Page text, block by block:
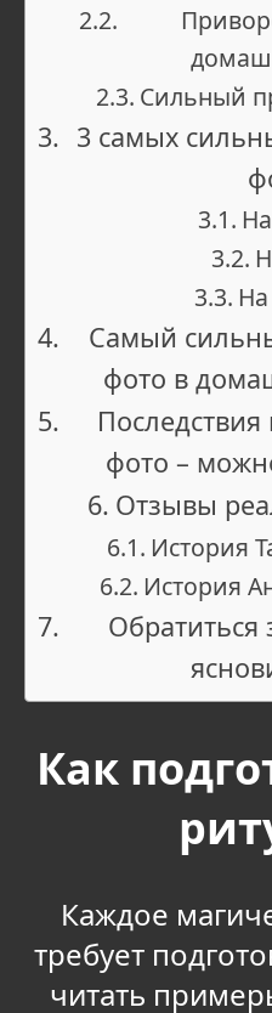
Сильный
3 самых
Самый
фото в
фото –
Отзывы
История
История
Как
Каждое
требует
читать